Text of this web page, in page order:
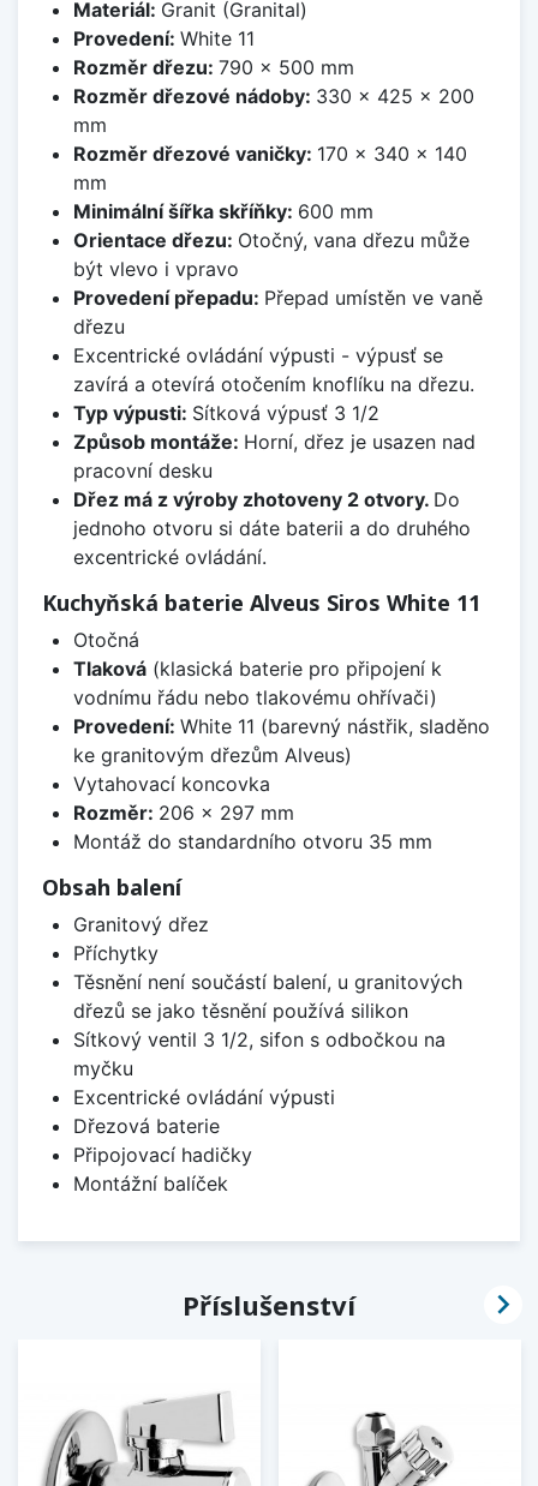
Materiál: Granit (Granital)
Provedení: White 11
Rozměr dřezu: 790 x 500 mm
Rozměr dřezové nádoby: 330 x 425 x 200
mm
Rozměr dřezové vaničky: 170 x 340 x 140
mm
Minimální šířka skříňky: 600 mm
Orientace dřezu: Otočný, vana dřezu může
být vlevo i vpravo
Provedení přepadu: Přepad umístěn ve vaně
dřezu
Excentrické ovládání výpusti - výpusť se
zavírá a otevírá otočením knoflíku na dřezu.
Typ výpusti: Sítková výpusť 3 1/2
Způsob montáže: Horní, dřez je usazen nad
pracovní desku
Dřez má z výroby zhotoveny 2 otvory. Do
jednoho otvoru si dáte baterii a do druhého
excentrické ovládání.
Kuchyňská baterie Alveus Siros White 11
Otočná
Tlaková(klasická baterie pro připojení k
vodnímu řádu nebo tlakovému ohřívači)
Provedení: White 11 (barevný nástřik, sladěno
ke granitovým dřezům Alveus)
Vytahovací koncovka
Rozměr: 206 x 297 mm
Montáž do standardního otvoru 35 mm
Obsah balení
Granitový dřez
Příchytky
Těsnění není součástí balení, u granitových
dřezů se jako těsnění používá silikon
Sítkový ventil 3 1/2, sifon s odbočkou na
myčku
Excentrické ovládání výpusti
Dřezová baterie
Připojovací hadičky
Montážní balíček
Příslušenství 